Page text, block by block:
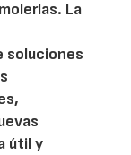
La
útil y